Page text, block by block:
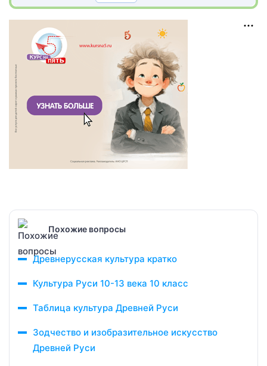
Похожие вопросы
Древнерусская культура кратко
Культура Руси 10-13 века 10 класс
Таблица культура Древней Руси
Зодчество и изобразительное искусство
Древней Руси